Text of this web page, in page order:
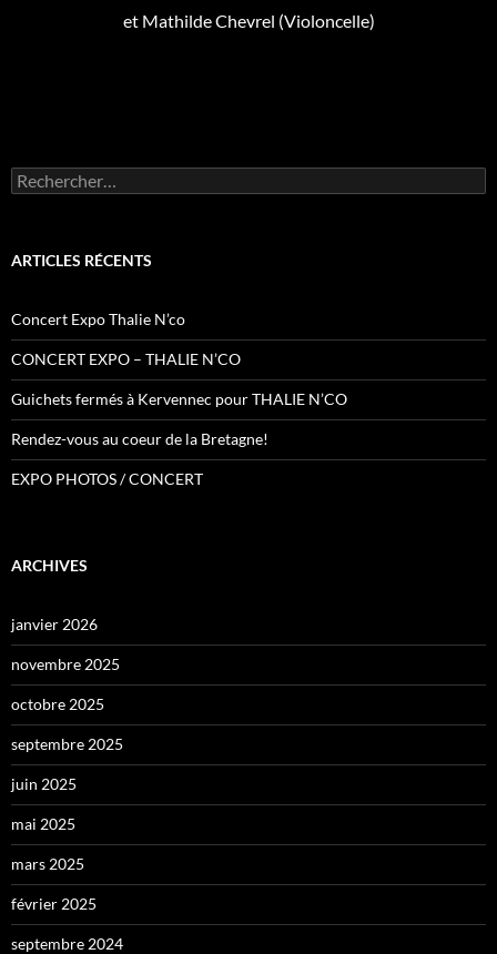
et Mathilde Chevrel (Violoncelle)
Rechercher :
ARTICLES RÉCENTS
Concert Expo Thalie N’co
CONCERT EXPO – THALIE N’CO
Guichets fermés à Kervennec pour THALIE N’CO
Rendez-vous au coeur de la Bretagne!
EXPO PHOTOS / CONCERT
ARCHIVES
janvier 2026
novembre 2025
octobre 2025
septembre 2025
juin 2025
mai 2025
mars 2025
février 2025
septembre 2024